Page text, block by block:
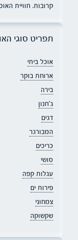
קרובות. חוויית
תפריט סוגי
אוכל ביתי
ארוחת בוקר
בירה
ג׳חנון
דגים
המבורגר
כריכים
סושי
עגלות קפה
פירות ים
צמחוני
שקשוקה